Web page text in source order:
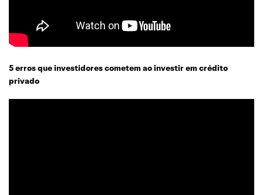
5 erros que investidores cometem ao investir em crédito
privado